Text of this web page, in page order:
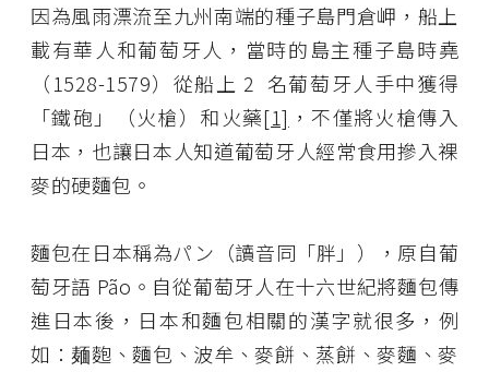
因為風雨漂流至九州南端的種子島門倉岬，船上
載有華人和葡萄牙人，當時的島主種子島時堯
（1528-1579）從船上 2 名葡萄牙人手中獲得
「鐵砲」（火槍）和火藥[1] ，不僅將火槍傳入
日本，也讓日本人知道葡萄牙人經常食用摻入裸
麥的硬麵包。
麵包在日本稱為パン（讀音同「胖」），原自葡
萄牙語 Pão。自從葡萄牙人在十六世紀將麵包傳
進日本後，日本和麵包相關的漢字就很多，例
如：麺麭、麵包、波牟、麥餅、蒸餅、麥麵、麥